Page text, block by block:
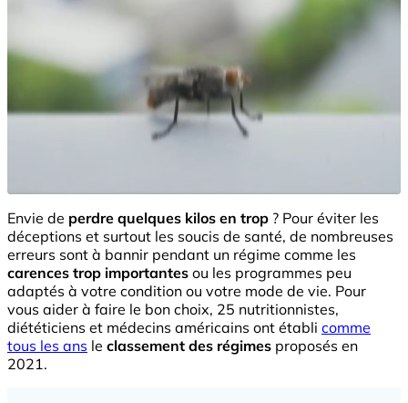
Envie de perdre quelques kilos en trop ? Pour éviter les
déceptions et surtout les soucis de santé, de nombreuses
erreurs sont à bannir pendant un régime comme les
carences trop importantes ou les programmes peu
adaptés à votre condition ou votre mode de vie. Pour
vous aider à faire le bon choix, 25 nutritionnistes,
diététiciens et médecins américains ont établi comme
tous les ans le classement des régimes proposés en
2021.